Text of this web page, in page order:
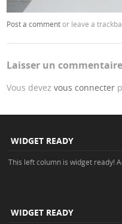
Post a commentor leave a
Laisser un commentaire
Vous devezvous connecter
WIDGET READY
This left column is widget ready!
WIDGET READY